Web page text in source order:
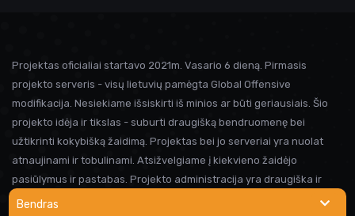
Bendras
Projektas oficialiai startavo 2021m. Vasario 6 dieną. Pirmasis
projekto serveris - visų lietuvių pamėgta Global Offensive
modifikacija. Nesiekiame išsiskirti iš minios ar būti geriausiais. Šio
projekto idėja ir tikslas - suburti draugišką bendruomenę bei
užtikrinti kokybišką žaidimą. Projektas bei jo serveriai yra nuolat
atnaujinami ir tobulinami. Atsižvelgiame į kiekvieno žaidėjo
pasiūlymus ir pastabas. Projekto administracija yra draugiška ir
visada linkusi padėti prireikus pagalbos. Iki susitikimo serveryje!